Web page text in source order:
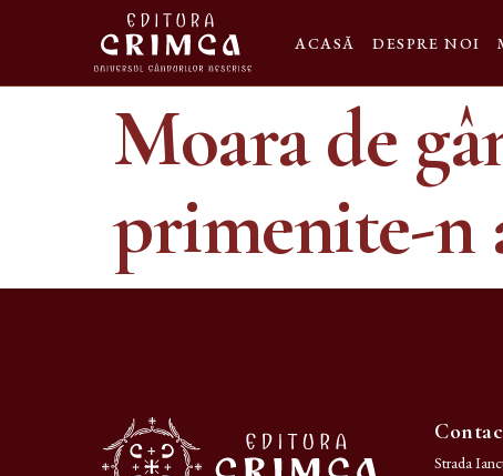
ACASĂ DESPRE NOI
Moara de
primenite-n
Strada